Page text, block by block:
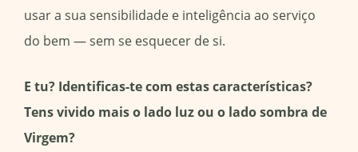
usar a sua sensibilidade e inteligência ao serviço
do bem — sem se esquecer de si.
E tu? Identificas-te com estas características?
Tens vivido mais o lado luz ou o lado sombra de
Virgem?